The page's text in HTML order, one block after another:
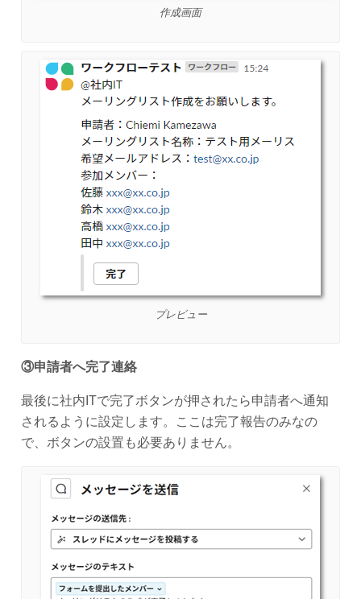
作成画面
プレビュー
③申請者へ完了連絡
最後に社内ITで完了ボタンが押されたら申請者へ通知
されるように設定します。ここは完了報告のみなの
で、ボタンの設置も必要ありません。